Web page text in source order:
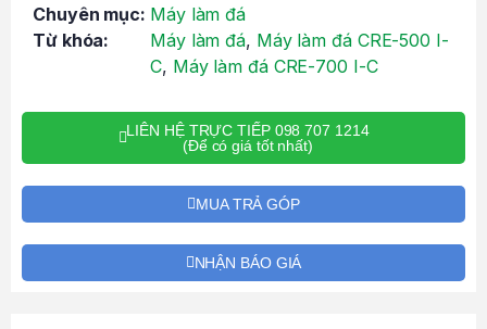
Chuyên mục: Máy làm đá
Từ khóa:
Máy làm đá, Máy làm đá CRE-500 I-
C, Máy làm đá CRE-700 I-C
LIÊN HỆ TRỰC TIẾP 098 707 1214
(Để có giá tốt nhất)
MUA TRẢ GÓP
NHẬN BÁO GIÁ